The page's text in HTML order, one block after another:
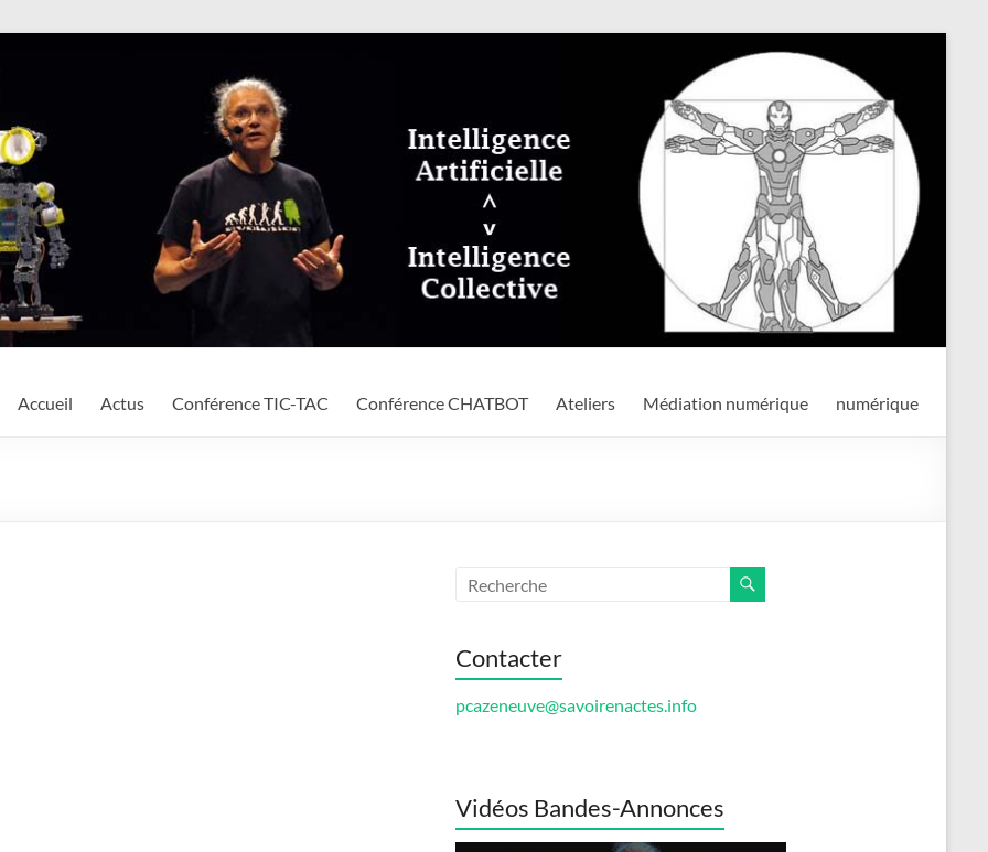
Accueil Actus Conférence TIC-TAC Conférence CHATBOT Ateliers Médiation numérique numérique
Contacter
pcazeneuve@savoirenactes.info
Vidéos Bandes-Annonces